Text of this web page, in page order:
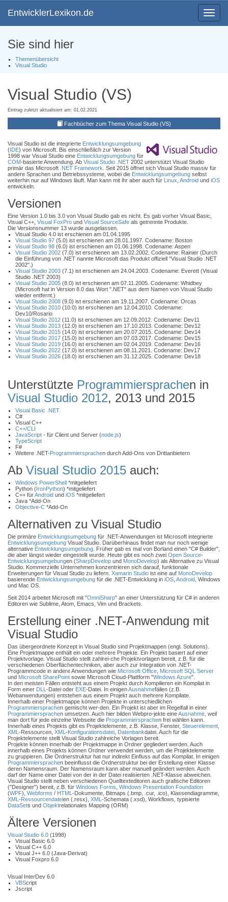
Toggle
EntwicklerLexikon.de
Sie sind hier
Themenübersicht
Visual Studio
Visual Studio (VS)
Eintrag zuletzt aktualisiert am: 01.02.2021
Fachbücher zum Thema Visual Studio (VS)
Visual Studio ist die integrierte Entwicklungsumgebung
(IDE) von Microsoft. Bis einschließlich zur Version
1998 war Visual Studio eine Entwicklungsumgebung für
COM-basierte Anwendung. Ab Visual Studio .NET 2002 unterstützt Visual Studio
primär das Microsoft .NET Framework . Seit 2015 öffnet sich Visual Studio massiv für
andere Sprachen und Betriebssysteme, wobei die Entwicklungsumgebung selbst
weiterhin nur auf Windows läuft. Man kann mit ihr aber auch für Linux Android und iOS
entwickeln.
Versionen
Eine Version 1.0 bis 3.0 von Visual Studio gab es nicht. Es gab vorher Visual Basic,
Visual C++, Visual FoxPro und Visual SourceSafe als getrennte Produkte.
Die Versionsnummer 13 wurde ausgelassen.
Visual Studio 4.0 ist erschienen am 01.04.1995
Visual Studio 97 (5.0) ist erschienen am 28.01.1997. Codename: Boston
Visual Studio 98 (6.0) ist erschienen am 01.06.1998. Codename: Aspen
Visual Studio 2002 (7.0) ist erschienen am 13.02.2002. Codename: Rainier (Durch
die Einführung von .NET nannte Microsoft das Produkt offiziell "Visual Studio .NET
2002".)
Visual Studio 2003 (7.1) ist erschienen am 24.04.2003. Codename: Everett (Visual
Studio .NET 2003)
Visual Studio 2005 (8.0) ist erschienen am 07.11.2005. Codename: Whidbey
(Microsoft hat in Version 8.0 das Wort ".NET" aus dem Namen von Visual Studio
wieder entfernt.)
Visual Studio 2008 (9.0) ist erschienen am 19.11.2007. Codename: Orcas
Visual Studio 2010 (10.0) ist erschienen am 12.04.2010. Codename:
Dev10/Rosario
Visual Studio 2012 (11.0) ist erschienen am 12.09.2012. Codename: Dev11
Visual Studio 2013 (12.0) ist erschienen am 17.10.2013. Codename: Dev12
Visual Studio 2015 (14.0) ist erschienen am 20.07.2015. Codename: Dev14
Visual Studio 2017 (15.0) ist erschienen am 07.03.2017. Codename: Dev15
Visual Studio 2019 (16.0) ist erschienen am 02.04.2019. Codename: Dev16
Visual Studio 2022 (17.0) ist erschienen am 08.11.2021. Codename: Dev17
Visual Studio 2026 (18.0) ist erschienen am 31.12.2025. Codename: Dev18
Unterstützte Programmiersprachen in
Visual Studio 2012, 2013 und 2015
Visual Basic .NET
C#
Visual C++
C++/CLI
JavaScript - für Client und Server (node.js)
TypeScript
F#
Weitere .NET-Programmiersprachen durch Add-Ons von Drittanbietern
Ab Visual Studio 2015 auch:
Windows PowerShell *mitgeliefert
Python (IronPython) *mitgeliefert
C++ fürAndroid und iOS *mitgeliefert
Java *Add-On
Objective-C *Add-On
Alternativen zu Visual Studio
Die primäre Entwicklungsumgebung für .NET-Anwendungen ist Microsoft integrierte
Entwicklungsumgebung Visual Studio. Darüberhinaus findet man nur noch wenige
alternative Entwicklungsumgebung . Früher gab es mal von Borland einen "C# Builder",
die aber längst wieder eingestellt wurde. Heute gibt es noch zwei Open Source-
Entwicklungsumgebungen (SharpDevelop und MonoDevelop) als Alternative zu Visual
Studio. Kommerzielle Unternehmen konzentrieren sich darauf, funktionale
Erweiterungen für Visual Studio zu liefern. Xamarin Studio ist eine auf MonoDevelop
basierende Entwicklungsumgebung für die .NET-Entwicklung in iOS Android , Windows
und Mac OS.
Seit 2014 arbeitet Microsoft mit "OmniSharp" an einer Unterstützung für C# in anderen
Editoren wie Sublime, Atom, Emacs, Vim und Brackets.
Erstellung einer .NET-Anwendung mit
Visual Studio
Das übergeordnete Konzept in Visual Studio sind Projektmappen (engl. Solutions).
Eine Projektmappe enthält ein oder mehrere Projekte. Ein Projekt basiert auf einer
Projektvorlage. Visual Studio stellt zahlrei-che Projektvorlagen bereit, z.B. für die
verschiedenen Oberflächentechniken, aber auch zur Integration von .NET-
Programmcode in andere Anwendungen wie Microsoft Office Microsoft SQL Server
und Microsoft SharePoint sowie Microsoft Cloud-Plattform "Windows Azure".
In den meisten Fällen entsteht aus einem Projekt durch Kompilieren ein Kompilat in
Form einer DLL -Datei oder EXE-Datei. In einigenAusnahmefällen (z.B.
Webanwendungen) entstehen aus einem Projekt auch mehrere Kompilate.
Innerhalb einer Projektmappe können Projekte in unterschiedlichen
Programmiersprachen gemischt wer-den. Ein Projekt ist aber im Regelfall in einer
Programmiersprachen umsetzen. Auch hier bilden Webpro-jekte eineAusnahme , weil
man dort für jede einzelne Webseite die Programmiersprachen frei wählen kann.
Innerhalb eines Projekts gibt es Projektelemente, z.B. Klasse, Fenster, Steuerelement
XML -Ressourcen, XML -Konfigurationsdatei Datenbankdatei. Auch für die
Projektelemente stellt Visual Studio zahlreiche Vorlagen bereit.
Projekte können innerhalb der Projektmappe in Ordner gegliedert werden. Auch
innerhalb eines Projekts können Ordner verwendet werden, um die Projektelemente
zu gruppieren. Die Ordnerstruktur hat nur indirekt Einfluss auf das Kompilat. In einigen
Programmiersprachen beeinflusst die Ordnerstruktur bei der Erstellung einer Klasse
deren Namensraum. Der Namensraum kann aber manuell geändert werden. Auch
darf der Name einer Datei von der in der Datei realisierten .NET-Klasse abweichen.
Visual Studio stellt neben verschiedenen Quelltexteditoren auch grafische Editoren
("Designer") bereit, z.B. für Windows Forms Windows Presentation Foundation
(WPF), Webforms / HTML -Dokumente, Bitmaps (.bmp, .cur, .ico), Klassendiagramme,
XML -Ressourcendateien (.resx), XML -Schemata (.xsd), Workflows, typisierte
DataSets und Objektrelationales Mapping (ORM)
Ältere Versionen
Visual Studio 6.0 (1998)
Visual Basic 6.0
Visual C++ 6.0
Visual J++ 6.0 (Java-Derivat)
Visual Foxpro 6.0
Visual InterDev 6.0
VBScript
Jscript